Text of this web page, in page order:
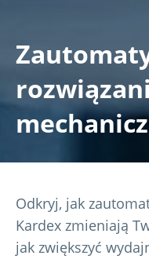
Odkryj, jak
Kardex zmieniają
jak zwiększyć